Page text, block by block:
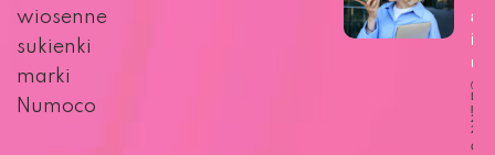
wiosenne
sukienki
marki
Numoco
u?
27